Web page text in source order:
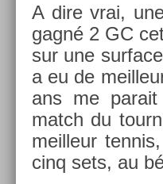
A dire vrai,
gagné 2 GC
sur une
a eu de
ans me
match du
meil­leur
cinq sets, au